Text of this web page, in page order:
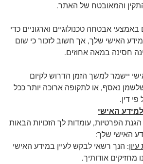
והמאובטח של האתר.
באמצעי אבטחה טכנולוגיים וארגוניים כדי
האישי שלך, אך חשוב לזכור כי שום
חסינה במאה אחוזים.
יישמר למשך הזמן הדרוש לקיום
נאסף, או לתקופה ארוכה יותר ככל
דין.
למידע האישי
הפרטיות, עומדות לך הזכויות הבאות
האישי שלך:
: הנך רשאי לבקש לעיין במידע האישי
מחזיקים אודותיך.